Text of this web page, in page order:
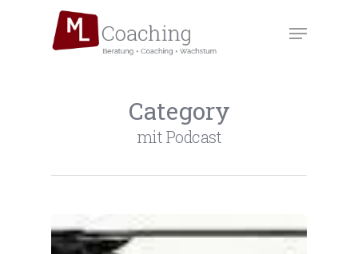
Menu
Category
mit Podcast